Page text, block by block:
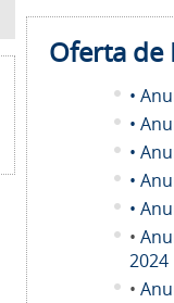
Oferta de
•
•
•
•
•
•
2024
•